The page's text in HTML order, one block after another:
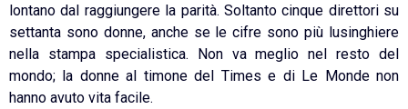
lontano dal raggiungere la parità. Soltanto cinque direttori su
settanta sono donne, anche se le cifre sono più lusinghiere
nella stampa specialistica. Non va meglio nel resto del
mondo; la donne al timone del Times e di Le Monde non
hanno avuto vita facile.